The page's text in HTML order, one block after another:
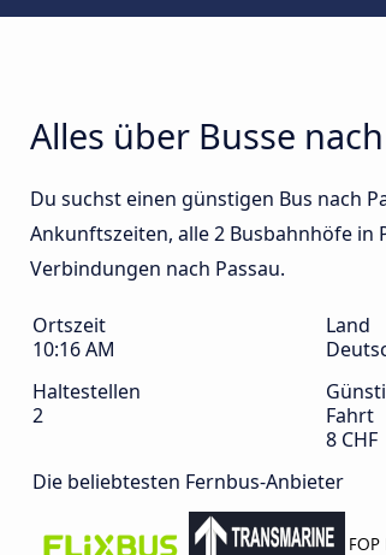
Alles über Busse
Du suchst einen günstigen Bus nach
Ankunftszeiten, alle 2 Busbahnhöfe in
Verbindungen nach Passau.
Ortszeit
10:16 AM
Land
Haltestellen
2
Fahrt
8 CHF
Die beliebtesten Fernbus-Anbieter